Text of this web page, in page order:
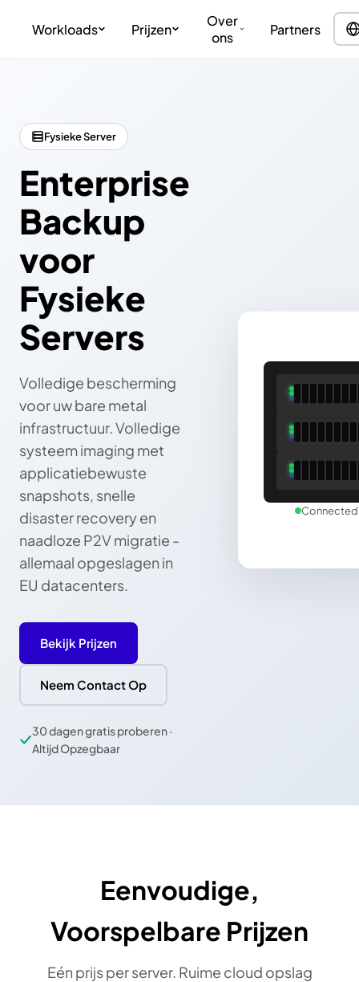
Workloads Prijzen
Over
ons
Partners
Fysieke Server
Enterprise
Backup
voor
Fysieke
Servers
Volledige bescherming
voor uw bare metal
infrastructuur. Volledige
systeem imaging met
applicatiebewuste
snapshots, snelle
disaster recovery en
naadloze P2V migratie -
allemaal opgeslagen in
EU datacenters.
Bekijk Prijzen
Neem Contact Op
30 dagen gratis proberen ·
Altijd Opzegbaar
Connected
Eenvoudige,
Voorspelbare Prijzen
Eén prijs per server. Ruime cloud opslag